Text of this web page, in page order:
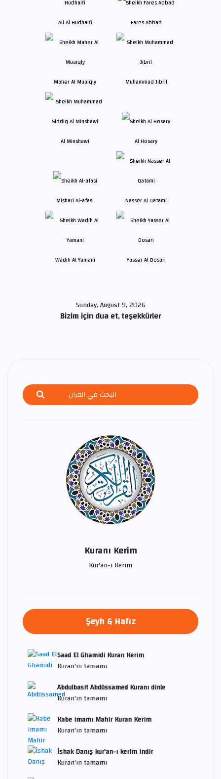
Ali Al Hudhaifi Fares Abbad
Maher Al Muaiqly Muhammad Jibril
Al Minshawi Al Hosary
Mishari Al-afasi Nasser Al Qatami
Wadih Al Yamani Yasser Al Dosari
Sunday, August 9, 2026
Bizim için dua et, teşekkürler
Kuranı Kerim
Kur'an-ı Kerim
Şeyh & Hafız
Saad El Ghamidi Kuran Kerim
Kuran'ın tamamı
Abdulbasit Abdüssamed Kuranı dinle
Kuran'ın tamamı
Kabe imamı Mahir Kuran Kerim
Kuran'ın tamamı
İshak Danış kur'an-ı kerim indir
Kuran'ın tamamı